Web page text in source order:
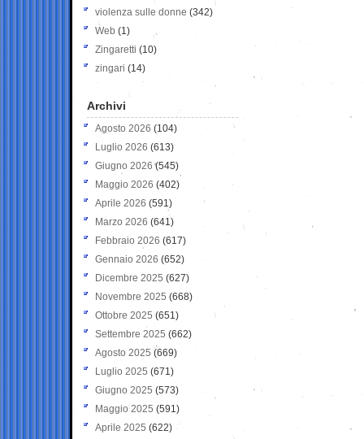
violenza sulle donne (342)
Web (1)
Zingaretti (10)
zingari (14)
Archivi
Agosto 2026 (104)
Luglio 2026 (613)
Giugno 2026 (545)
Maggio 2026 (402)
Aprile 2026 (591)
Marzo 2026 (641)
Febbraio 2026 (617)
Gennaio 2026 (652)
Dicembre 2025 (627)
Novembre 2025 (668)
Ottobre 2025 (651)
Settembre 2025 (662)
Agosto 2025 (669)
Luglio 2025 (671)
Giugno 2025 (573)
Maggio 2025 (591)
Aprile 2025 (622)